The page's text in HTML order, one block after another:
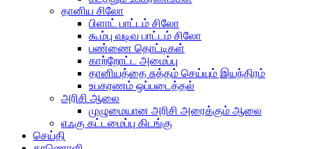
தானிய சிலோ
பிளாட் பாட்டம் சிலோ
கூம்பு வடிவ பாட்டம் சிலோ
பண்ணை தொட்டிகள்
காற்றோட்ட அமைப்பு
தானியத்தை சுத்தம் செய்யும் இயந்திரம்
உபகரணம் ஒப்படைத்தல்
அரிசி ஆலை
முழுமையான அரிசி அரைக்கும் ஆலை
எஃகு கட்டமைப்பு கிடங்கு
செய்தி